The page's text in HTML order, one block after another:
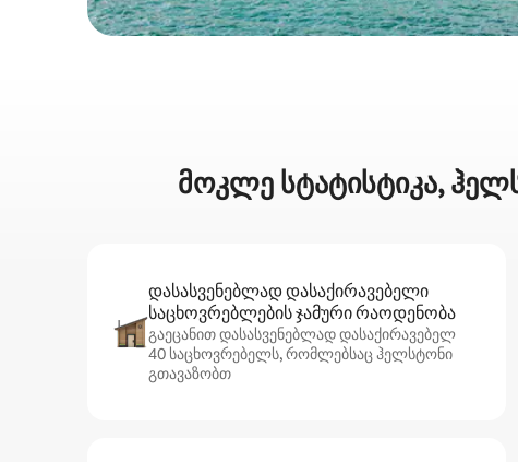
მოკლე სტატისტიკა,
დასასვენებლად დასაქირავებელი
საცხოვრებლების ჯამური რაოდენობა
გაეცანით დასასვენებლად დასაქირავებელ
40 საცხოვრებელს, რომლებსაც ჰელსტონი
გთავაზობთ